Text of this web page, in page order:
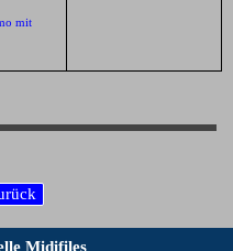
mit
Midifiles